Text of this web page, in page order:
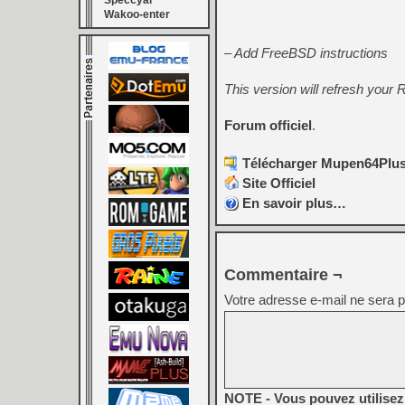
Wakoo-enter
– Add FreeBSD instructions
This version will refresh your
Forum officiel.
Télécharger
Site Officiel
En savoir plus…
Commentaire ¬
Votre adresse e-mail ne sera
NOTE - Vous pouvez